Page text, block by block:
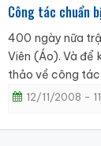
Công tác chuẩn
400 ngày nữa
Viên (Áo). Và để
thảo về công
12/11/2008 -